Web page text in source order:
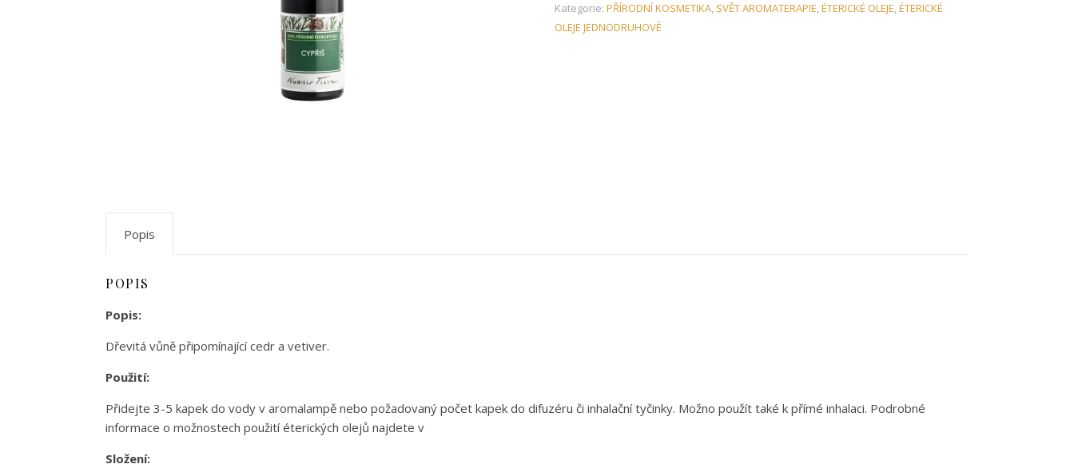
Kategorie: PŘÍRODNÍ KOSMETIKA, SVĚT AROMATERAPIE,ÉTERICKÉ OLEJE,ÉTERICKÉ
OLEJE JEDNODRUHOVÉ
Popis
POPIS
Popis:
Dřevitá vůně připomínající cedr a vetiver.
Použití:
Přidejte 3-5 kapek do vody v aromalampě nebo požadovaný počet kapek do difuzéru či inhalační tyčinky. Možno použít také k přímé inhalaci. Podrobné
informace o možnostech použití éterických olejů najdete v
Složení: